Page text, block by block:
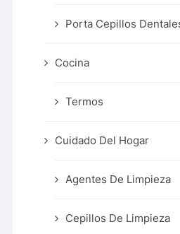
Porta Cepillos
Cocina
Termos
Cuidado Del Hogar
Agentes De Limpieza
Cepillos De Limpieza